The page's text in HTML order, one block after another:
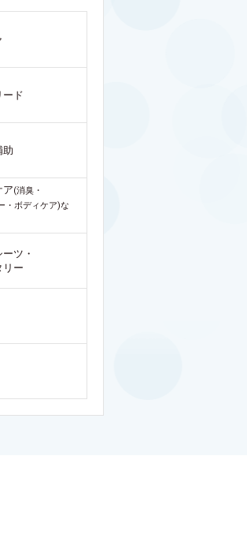
ード
助
ア(消臭・
・ボディケア)な
ツ・
リー